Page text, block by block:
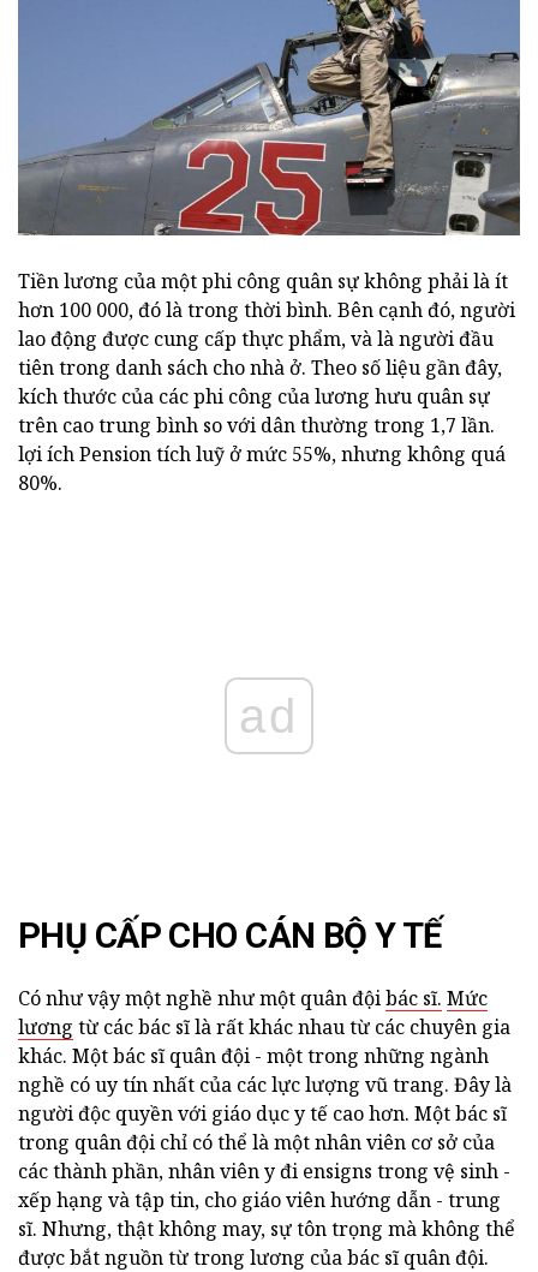
Tiền lương của một phi công quân sự không phải là ít
hơn 100 000, đó là trong thời bình. Bên cạnh đó, người
lao động được cung cấp thực phẩm, và là người đầu
tiên trong danh sách cho nhà ở. Theo số liệu gần đây,
kích thước của các phi công của lương hưu quân sự
trên cao trung bình so với dân thường trong 1,7 lần.
lợi ích Pension tích luỹ ở mức 55%, nhưng không quá
80%.
ad
PHỤ CẤP CHO CÁN BỘ Y TẾ
Có như vậy một nghề như một quân độibác sĩ. Mức
lương từ các bác sĩ là rất khác nhau từ các chuyên gia
khác. Một bác sĩ quân đội - một trong những ngành
nghề có uy tín nhất của các lực lượng vũ trang. Đây là
người độc quyền với giáo dục y tế cao hơn. Một bác sĩ
trong quân đội chỉ có thể là một nhân viên cơ sở của
các thành phần, nhân viên y đi ensigns trong vệ sinh -
xếp hạng và tập tin, cho giáo viên hướng dẫn - trung
sĩ. Nhưng, thật không may, sự tôn trọng mà không thể
được bắt nguồn từ trong lương của bác sĩ quân đội.